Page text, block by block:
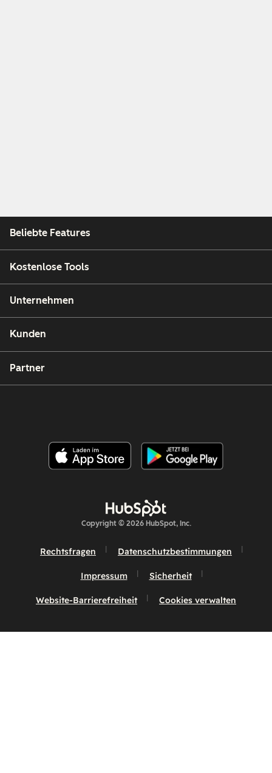
Beliebte Features
Kostenlose Tools
Unternehmen
Kunden
Partner
Copyright © 2026 HubSpot, Inc.
Rechtsfragen Datenschutzbestimmungen
Impressum Sicherheit
Website-Barrierefreiheit Cookies verwalten